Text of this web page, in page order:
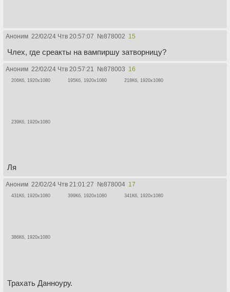
Аноним 22/02/24 Чтв 20:57:07 №878002 15
Члех, где среакты на вампиршу затворницу?
Аноним 22/02/24 Чтв 20:57:21 №878003 16
206Кб, 1920x1080 195Кб, 1920x1080 218Кб, 1920x1080
239Кб, 1920x1080
Ля
Аноним 22/02/24 Чтв 21:01:27 №878004 17
431Кб, 1920x1080 399Кб, 1920x1080 341Кб, 1920x1080
386Кб, 1920x1080
Трахать Данноуру.